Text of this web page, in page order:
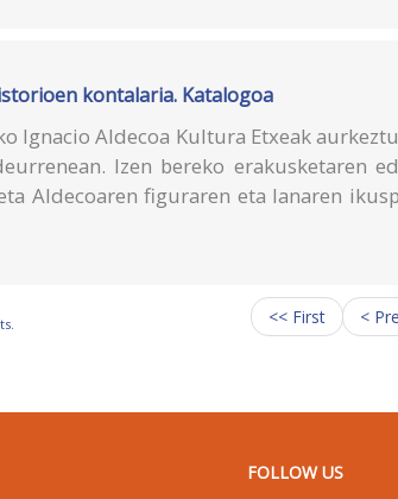
kontalaria. Katalogoa
Ignacio Aldecoa Kultura Etxeak
Izen bereko erakusketaren
Aldecoaren figuraren eta lanaren
<< First <
FOLLOW US